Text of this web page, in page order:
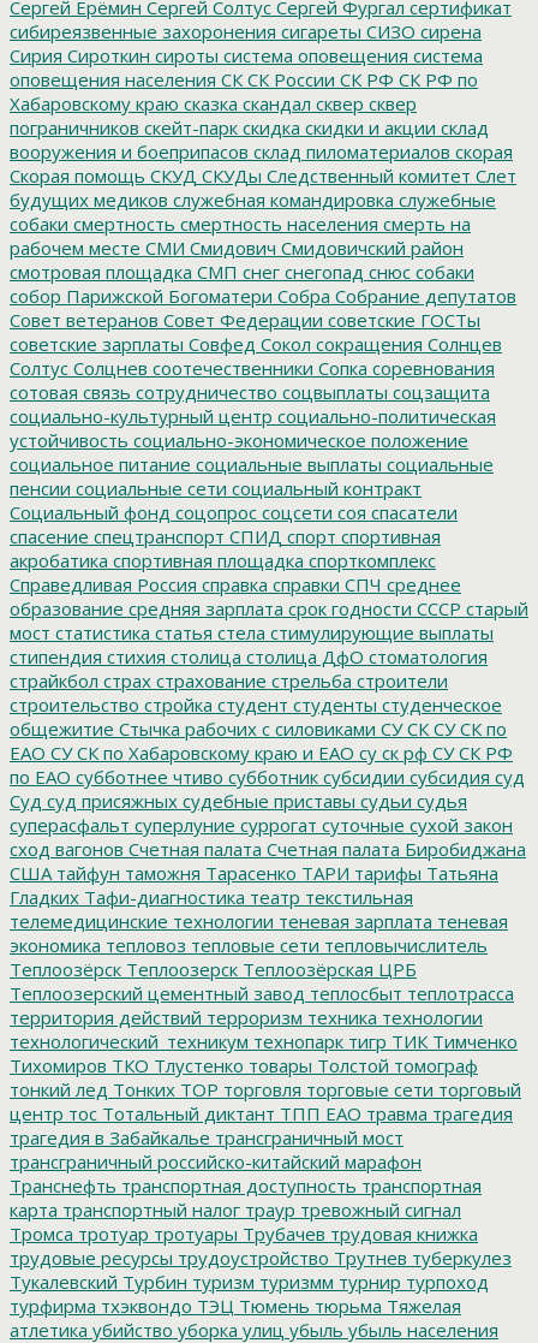
Сергей Ерёмин Сергей Солтус Сергей Фургал сертификат
сибиреязвенные захоронения сигареты СИЗО сирена
Сирия Сироткин сироты система оповещения система
оповещения населения СК СК России СК РФ СК РФ по
Хабаровскому краю сказка скандал сквер сквер
пограничников скейт-парк скидка скидки и акции склад
вооружения и боеприпасов склад пиломатериалов скорая
Скорая помощь СКУД СКУДы Следственный комитет Слет
будущих медиков служебная командировка служебные
собаки смертность смертность населения смерть на
рабочем месте СМИ Смидович Смидовичский район
смотровая площадка СМП снег снегопад снюс собаки
собор Парижской Богоматери Собра Собрание депутатов
Совет ветеранов Совет Федерации советские ГОСТы
советские зарплаты Совфед Сокол сокращения Солнцев
Солтус Солцнев соотечественники Сопка соревнования
сотовая связь сотрудничество соцвыплаты соцзащита
социально-культурный центр социально-политическая
устойчивость социально-экономическое положение
социальное питание социальные выплаты социальные
пенсии социальные сети социальный контракт
Социальный фонд соцопрос соцсети соя спасатели
спасение спецтранспорт СПИД спорт спортивная
акробатика спортивная площадка спорткомплекс
Справедливая Россия справка справки СПЧ среднее
образование средняя зарплата срок годности СССР старый
мост статистика статья стела стимулирующие выплаты
стипендия стихия столица столица ДфО стоматология
страйкбол страх страхование стрельба строители
строительство стройка студент студенты студенческое
общежитие Стычка рабочих с силовиками СУ СК СУ СК по
ЕАО СУ СК по Хабаровскому краю и ЕАО су ск рф СУ СК РФ
по ЕАО субботнее чтиво субботник субсидии субсидия суд
Суд суд присяжных судебные приставы судьи судья
суперасфальт суперлуние суррогат суточные сухой закон
сход вагонов Счетная палата Счетная палата Биробиджана
США тайфун таможня Тарасенко ТАРИ тарифы Татьяна
Гладких Тафи-диагностика театр текстильная
телемедицинские технологии теневая зарплата теневая
экономика тепловоз тепловые сети тепловычислитель
Теплоозёрск Теплоозерск Теплоозёрская ЦРБ
Теплоозерский цементный завод теплосбыт теплотрасса
территория действий терроризм техника технологии
технологический_техникум технопарк тигр ТИК Тимченко
Тихомиров ТКО Тлустенко товары Толстой томограф
тонкий лед Тонких ТОР торговля торговые сети торговый
центр тос Тотальный диктант ТПП ЕАО травма трагедия
трагедия в Забайкалье трансграничный мост
трансграничный российско-китайский марафон
Транснефть транспортная доступность транспортная
карта транспортный налог траур тревожный сигнал
Тромса тротуар тротуары Трубачев трудовая книжка
трудовые ресурсы трудоустройство Трутнев туберкулез
Тукалевский Турбин туризм туризмм турнир турпоход
турфирма тхэквондо ТЭЦ Тюмень тюрьма Тяжелая
атлетика убийство уборка улиц убыль убыль населения